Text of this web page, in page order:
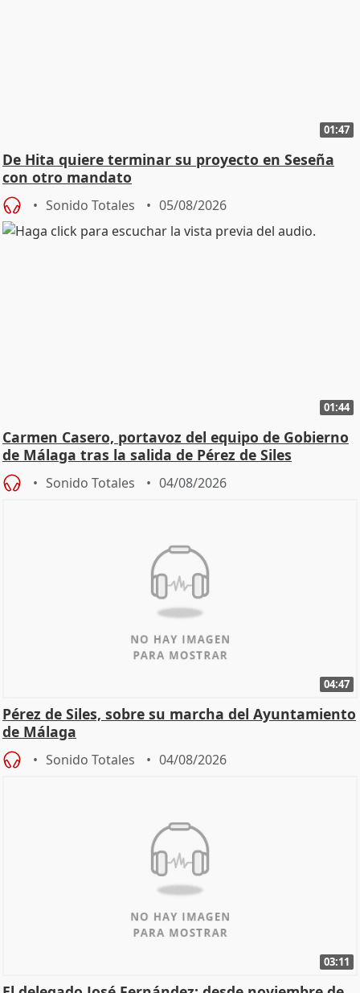
01:47
De Hita quiere terminar su proyecto en Seseña
con otro mandato
Sonido Totales 05/08/2026
01:44
Carmen Casero, portavoz del equipo de Gobierno
de Málaga tras la salida de Pérez de Siles
Sonido Totales 04/08/2026
04:47
Pérez de Siles, sobre su marcha del Ayuntamiento
de Málaga
Sonido Totales 04/08/2026
03:11